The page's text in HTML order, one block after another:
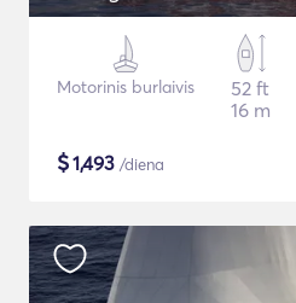
Motorinis burlaivis
52 ft
16 m
$1,493 /diena